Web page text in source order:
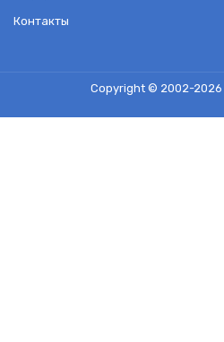
Контакты
Copyright © 2002-2026